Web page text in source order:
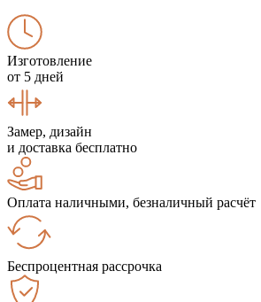
Изготовление
от 5 дней
Замер, дизайн
и доставка бесплатно
Оплата наличными, безналичный расчёт
Беспроцентная рассрочка